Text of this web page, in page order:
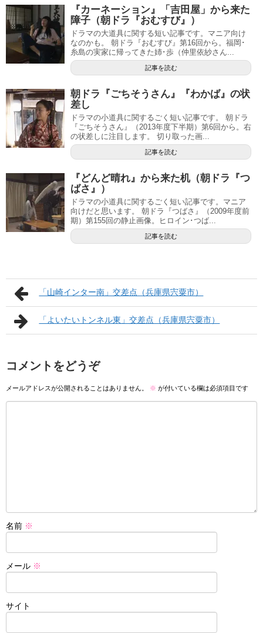
『カーネーション』「吉田屋」から来た
障子（朝ドラ『おむすび』）
ドラマの大道具に関する短い記事です。マニア向け
なのかも。 朝ドラ『おむすび』第16回から。福岡･
糸島の実家に帰ってきた姉･歩（仲里依紗さん...
記事を読む
朝ドラ『ごちそうさん』『わかば』の状
差し
ドラマの小道具に関するごく短い記事です。 朝ドラ
『ごちそうさん』（2013年度下半期）第6回から。右
の状差しに注目します。 切り取った画...
記事を読む
『どんど晴れ』から来た机（朝ドラ『つ
ばさ』）
ドラマの小道具に関するごく短い記事です。マニア
向けだと思います。 朝ドラ『つばさ』（2009年度前
期）第155回の静止画像。ヒロイン･つば...
記事を読む
「山崎インター南」交差点（兵庫県宍粟市）
「よいたいトンネル東」交差点（兵庫県宍粟市）
コメントをどうぞ
メールアドレスが公開されることはありません。 ※ が付いている欄は必須項目です
名前 ※
メール ※
サイト